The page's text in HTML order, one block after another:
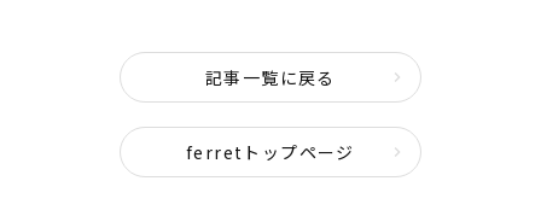
記事一覧に戻る
ferretトップページ